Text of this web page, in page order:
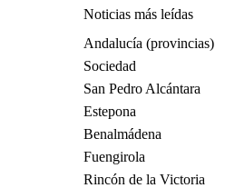
Noticias más leídas
Andalucía (provincias)
Sociedad
San Pedro Alcántara
Estepona
Benalmádena
Fuengirola
Rincón de la Victoria